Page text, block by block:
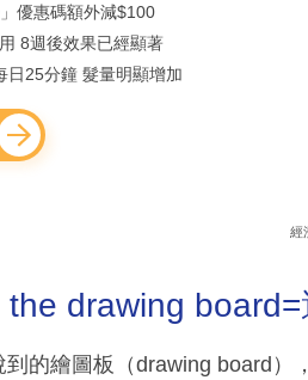
優惠碼額外減$100
8週後效果已經顯著
日25分鐘 髮量明顯增加
經
drawing
的繪圖板（drawing board）